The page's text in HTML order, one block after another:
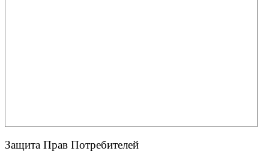
Защита Прав Потребителей